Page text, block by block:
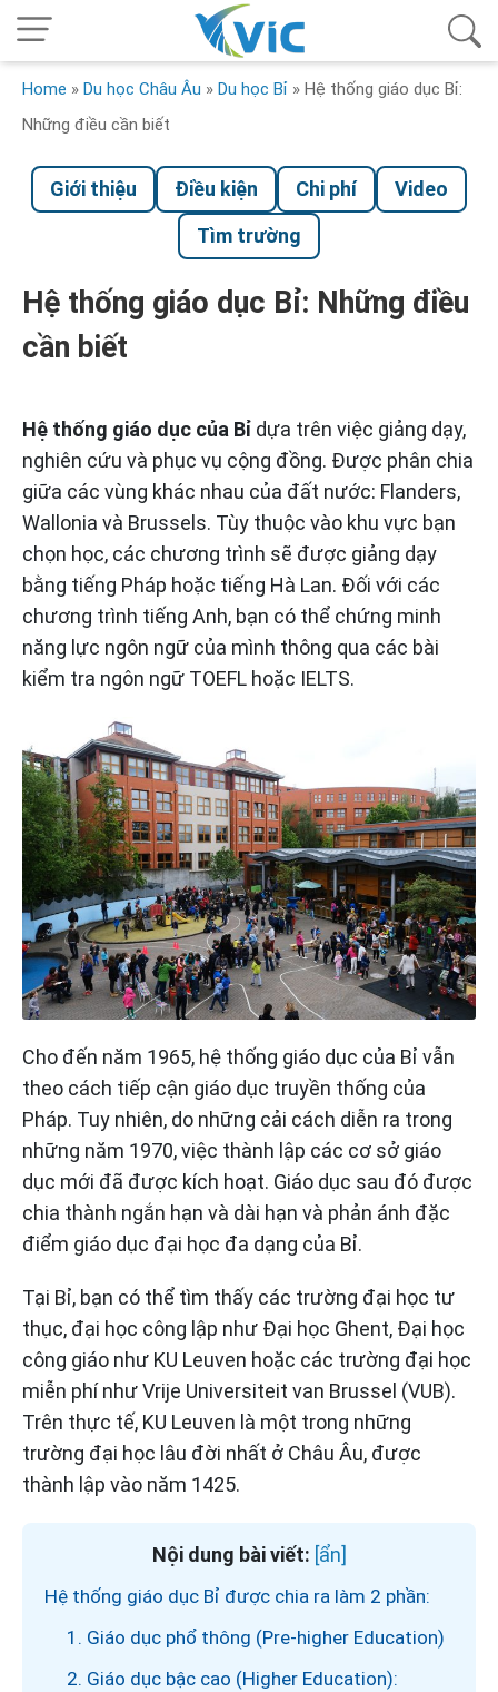
Home » Du học Châu Âu » Du học Bỉ » Hệ thống giáo dục Bỉ:
Những điều cần biết
Giới thiệu Điều kiện Chi phí
Video
Tìm trường
Hệ thống giáo dục Bỉ: Những điều
cần biết
Hệ thống giáo dục của Bỉ dựa trên việc giảng dạy,
nghiên cứu và phục vụ cộng đồng. Được phân chia
giữa các vùng khác nhau của đất nước: Flanders,
Wallonia và Brussels. Tùy thuộc vào khu vực bạn
chọn học, các chương trình sẽ được giảng dạy
bằng tiếng Pháp hoặc tiếng Hà Lan. Đối với các
chương trình tiếng Anh, bạn có thể chứng minh
năng lực ngôn ngữ của mình thông qua các bài
kiểm tra ngôn ngữ TOEFL hoặc IELTS.
Cho đến năm 1965, hệ thống giáo dục của Bỉ vẫn
theo cách tiếp cận giáo dục truyền thống của
Pháp. Tuy nhiên, do những cải cách diễn ra trong
những năm 1970, việc thành lập các cơ sở giáo
dục mới đã được kích hoạt. Giáo dục sau đó được
chia thành ngắn hạn và dài hạn và phản ánh đặc
điểm giáo dục đại học đa dạng của Bỉ.
Tại Bỉ, bạn có thể tìm thấy các trường đại học tư
thục, đại học công lập như Đại học Ghent, Đại học
công giáo như KU Leuven hoặc các trường đại học
miễn phí như Vrije Universiteit van Brussel (VUB).
Trên thực tế, KU Leuven là một trong những
trường đại học lâu đời nhất ở Châu Âu, được
thành lập vào năm 1425.
Nội dung bài viết:
Hệ thống giáo dục Bỉ được chia ra làm 2 phần:
1. Giáo dục phổ thông (Pre-higher Education)
2. Giáo dục bậc cao (Higher Education):